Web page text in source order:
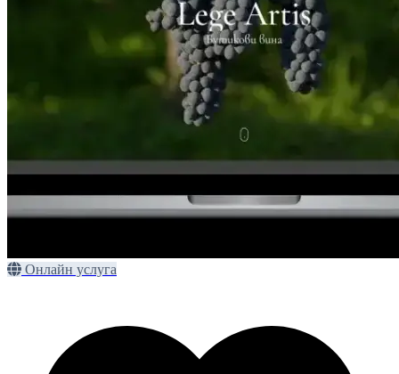
Онлайн услуга